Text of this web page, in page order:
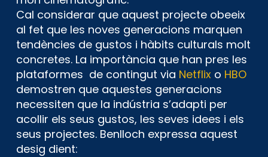
Cal considerar que aquest projecte obeeix
al fet que les noves generacions marquen
tendències de gustos i hàbits culturals molt
concretes. La importància que han pres les
plataformes de contingut via Netflix o HBO
demostren que aquestes generacions
necessiten que la indústria s’adapti per
acollir els seus gustos, les seves idees i els
seus projectes. Benlloch expressa aquest
desig dient: